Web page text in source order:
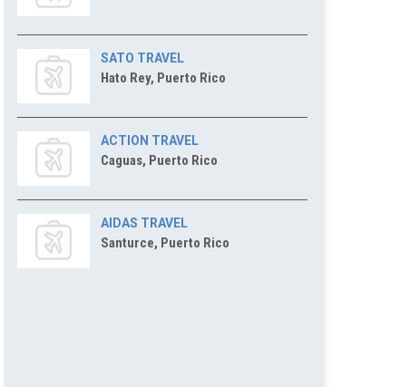
SATO TRAVEL
Hato Rey, Puerto Rico
ACTION TRAVEL
Caguas, Puerto Rico
AIDAS TRAVEL
Santurce, Puerto Rico